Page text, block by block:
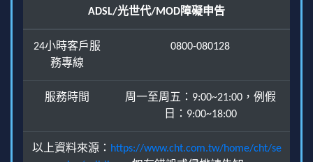
ADSL/光世代/MOD障礙申告
24小時客戶服
務專線
0800-080128
服務時間
周一至周五：9:00~21:00，例假
日：9:00~18:00
以上資料來源： https://www.cht.com.tw/home/cht/se